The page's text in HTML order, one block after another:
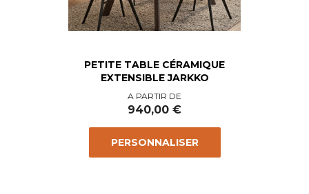
PETITE TABLE CÉRAMIQUE
EXTENSIBLE JARKKO
Prix
A PARTIR DE
940,00 €
PERSONNALISER